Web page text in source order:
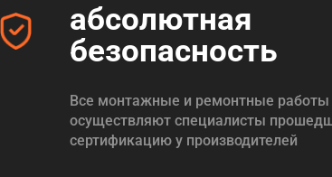
абсолютная
безопасность
Все монтажные и ремонтные работы
осуществляют специалисты
сертификацию у производителей